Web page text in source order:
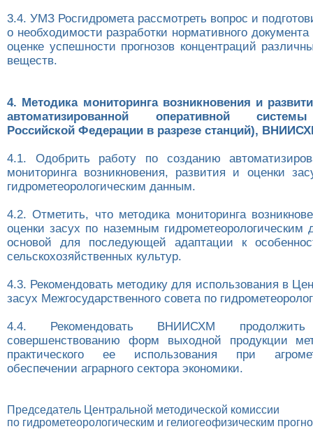
3.4. УМЗ Росгидромета рассмотреть вопрос и
о необходимости разработки нормативного
оценке успешности прогнозов концентраций
веществ.
4. Методика мониторинга возникновения и
автоматизированной оперативной
Российской Федерации в разрезе станций),
4.1. Одобрить работу по созданию
мониторинга возникновения, развития и оценки
гидрометеорологическим данным.
4.2. Отметить, что методика мониторинга
оценки засух по наземным гидрометеорологическим
основой для последующей адаптации к
сельскохозяйственных культур.
4.3. Рекомендовать методику для использования в
засух Межгосударственного совета по
4.4. Рекомендовать ВНИИСХМ
совершенствованию форм выходной продукции
практического ее использования при
обеспечении аграрного сектора экономики.
Председатель Центральной методической комиссии
по гидрометеорологическим и гелиогеофизическим